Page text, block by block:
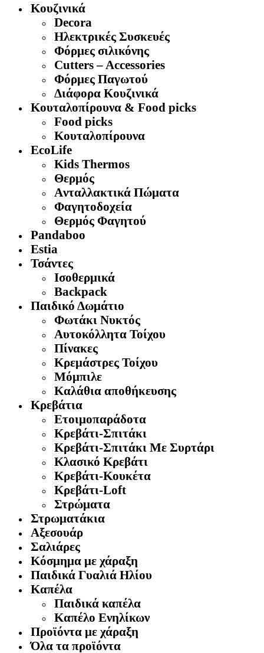
Κουζινικά
Decora
Ηλεκτρικές Συσκευές
Φόρμες σιλικόνης
Cutters – Accessories
Φόρμες Παγωτού
Διάφορα Κουζινικά
Κουταλοπίρουνα & Food picks
Food picks
Κουταλοπίρουνα
EcoLife
Kids Thermos
Θερμός
Aνταλλακτικά Πώματα
Φαγητοδοχεία
Θερμός Φαγητού
Pandaboo
Estia
Τσάντες
Ισοθερμικά
Backpack
Παιδικό Δωμάτιο
Φωτάκι Νυκτός
Αυτοκόλλητα Τοίχου
Πίνακες
Κρεμάστρες Τοίχου
Μόμπιλε
Καλάθια αποθήκευσης
Κρεβάτια
Ετοιμοπαράδοτα
Κρεβάτι-Σπιτάκι
Κρεβάτι-Σπιτάκι Με Συρτάρι
Κλασικό Κρεβάτι
Κρεβάτι-Κουκέτα
Κρεβάτι-Loft
Στρώματα
Στρωματάκια
Αξεσουάρ
Σαλιάρες
Κόσμημα με χάραξη
Παιδικά Γυαλιά Ηλίου
Καπέλα
Παιδικά καπέλα
Καπέλο Ενηλίκων
Προϊόντα με χάραξη
Όλα τα προϊόντα